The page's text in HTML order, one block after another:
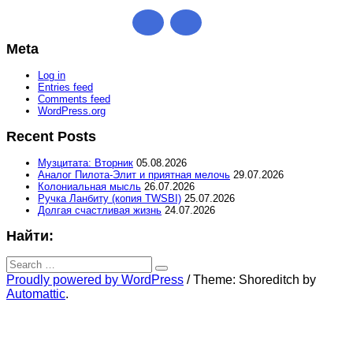
Meta
Log in
Entries feed
Comments feed
WordPress.org
Recent Posts
Музцитата: Вторник 05.08.2026
Аналог Пилота-Элит и приятная мелочь 29.07.2026
Колониальная мысль 26.07.2026
Ручка Ланбиту (копия TWSBI) 25.07.2026
Долгая счастливая жизнь 24.07.2026
Найти:
Search
for:
Search
Proudly powered by WordPress /Theme: Shoreditch by
Automattic.